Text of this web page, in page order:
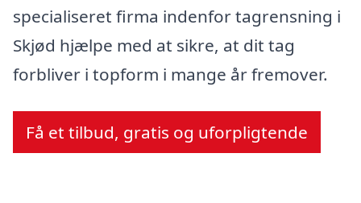
specialiseret firma indenfor tagrensning i
Skjød hjælpe med at sikre, at dit tag
forbliver i topform i mange år fremover.
Få et tilbud, gratis og uforpligtende